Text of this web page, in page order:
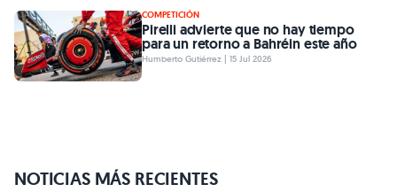
COMPETICIÓN
Pirelli advierte que no hay tiempo
para un retorno a Bahréin este año
Humberto Gutiérrez | 15 Jul 2026
NOTICIAS MÁS RECIENTES